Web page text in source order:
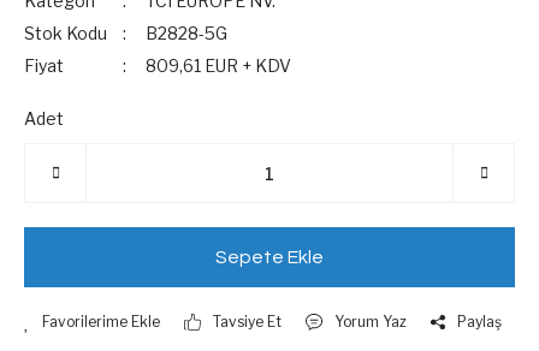
Stok Kodu
B2828-5G
Fiyat
809,61 EUR + KDV
Adet
Sepete Ekle
Tavsiye Et Yorum Yaz Paylaş